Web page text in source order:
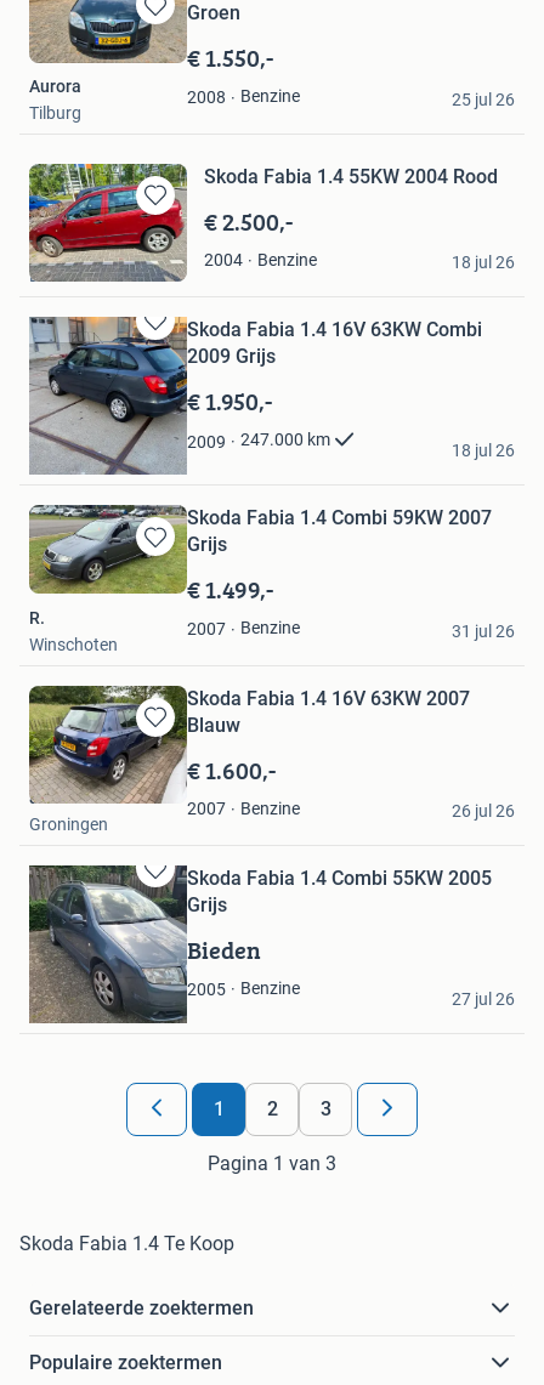
Bewaren
in
Favorieten
Groen
€ 1.550,-
2008 Benzine
Aurora
Tilburg
25 jul 26
Bewaren
in
Mijn
Favorieten
Skoda Fabia 1.4 55KW 2004 Rood
€ 2.500,-
2004 Benzine
maaike de Boer
Drachten
18 jul 26
Bewaren
in
Mijn
Favorieten
Skoda Fabia 1.4 16V 63KW Combi
2009 Grijs
€ 1.950,-
2009 247.000 km
Lewauto
Almere
18 jul 26
Bewaren
in
Favorieten
Skoda Fabia 1.4 Combi 59KW 2007
Grijs
€ 1.499,-
2007 Benzine
R.
Winschoten
31 jul 26
Bewaren
in
Mijn
Favorieten
Skoda Fabia 1.4 16V 63KW 2007
Blauw
€ 1.600,-
2007 Benzine
a. owen
Groningen
26 jul 26
Bewaren
in
Mijn
Favorieten
Skoda Fabia 1.4 Combi 55KW 2005
Grijs
Bieden
2005 Benzine
NB
Hapert
27 jul 26
1 2 3
Pagina 1 van 3
Skoda Fabia 1.4 Te Koop
Gerelateerde zoektermen
Populaire zoektermen